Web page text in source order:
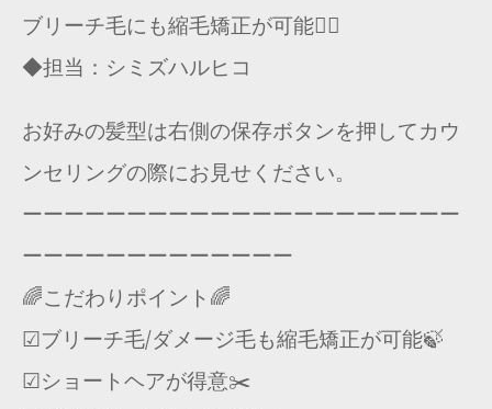
ブリーチ毛にも縮毛矯正が可能🙆‍♂️
◆担当：シミズハルヒコ
お好みの髪型は右側の保存ボタンを押してカウ
ンセリングの際にお見せください。
ーーーーーーーーーーーーーーーーーーーーー
ーーーーーーーーーーーーー
🌈こだわりポイント🌈
☑︎ブリーチ毛/ダメージ毛も縮毛矯正が可能🍃
☑︎ショートヘアが得意✂️